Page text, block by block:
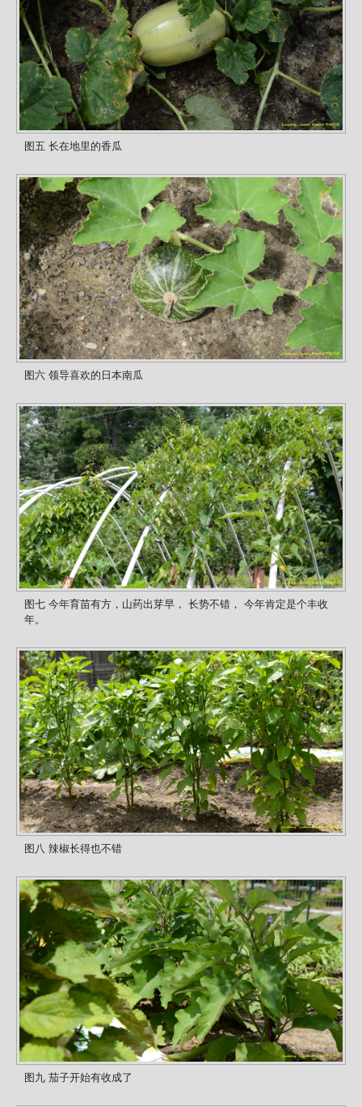
图五 长在地里的香瓜
图六 领导喜欢的日本南瓜
图七 今年育苗有方，山药出芽早， 长势不错， 今年肯定是个丰收
年。
图八 辣椒长得也不错
图九 茄子开始有收成了